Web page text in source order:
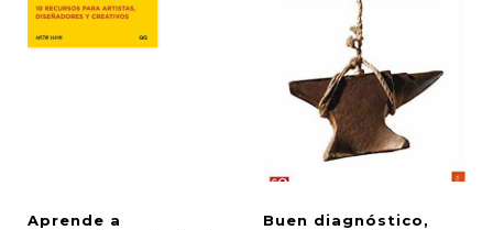
Aprende a
Buen diagnóstico,